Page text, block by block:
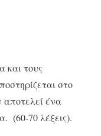
και τους
στο
αποτελεί ένα
(60-70 λέξεις).